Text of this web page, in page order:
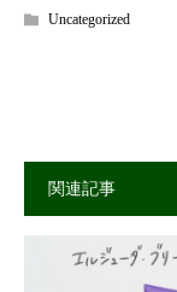
Uncategorized
関連記事